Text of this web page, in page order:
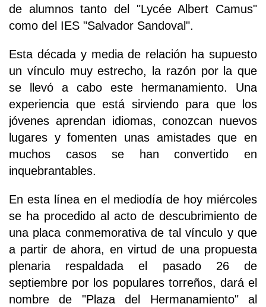
de alumnos tanto del "Lycée Albert Camus"
como del IES "Salvador Sandoval".
Esta década y media de relación ha supuesto
un vínculo muy estrecho, la razón por la que
se llevó a cabo este hermanamiento. Una
experiencia que está sirviendo para que los
jóvenes aprendan idiomas, conozcan nuevos
lugares y fomenten unas amistades que en
muchos casos se han convertido en
inquebrantables.
En esta línea en el mediodía de hoy miércoles
se ha procedido al acto de descubrimiento de
una placa conmemorativa de tal vínculo y que
a partir de ahora, en virtud de una propuesta
plenaria respaldada el pasado 26 de
septiembre por los populares torreños, dará el
nombre de "Plaza del Hermanamiento" al